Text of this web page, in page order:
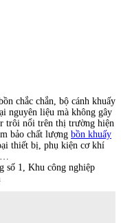
chắc chắn, bộ cánh khuấy
nguyên liệu mà không gây
trôi nổi trên thị trường hiện
bảo chất lượng bồn khuấy
thiết bị, phụ kiện cơ khí
1, Khu công nghiệp